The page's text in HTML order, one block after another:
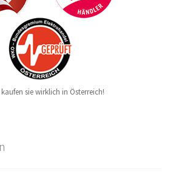
kaufen sie wirklich in Österreich!